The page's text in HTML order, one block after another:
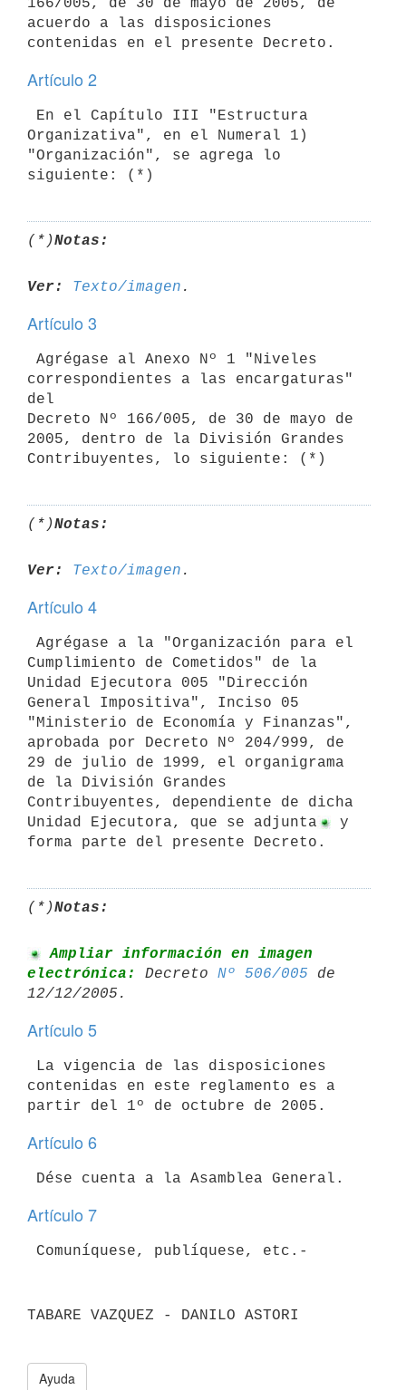
acuerdo a las disposiciones
Artículo 2
Organizativa", en el Numeral 1)
"Organización", se agrega lo
siguiente: (*)
(*)Notas:
Ver: Texto/imagen
Artículo 3
correspondientes a las encargaturas"
del
Decreto Nº 166/005, de 30 de mayo de
2005, dentro de la División Grandes
Contribuyentes, lo siguiente: (*)
(*)Notas:
Ver: Texto/imagen
Artículo 4
Cumplimiento de Cometidos" de la
Unidad Ejecutora 005 "Dirección
General Impositiva", Inciso 05
"Ministerio de Economía y Finanzas",
aprobada por Decreto Nº 204/999, de
29 de julio de 1999, el organigrama
de la División Grandes
Contribuyentes, dependiente de dicha
Unidad Ejecutora, que se adjunta
y
forma parte del presente Decreto.
(*)Notas:
Ampliar información en imagen
electrónica:
Decreto Nº 506/005 de
Artículo 5
contenidas en este reglamento es a
Artículo 6
Artículo 7
Comuníquese, publíquese, etc.-
TABARE VAZQUEZ - DANILO ASTORI
Ayuda